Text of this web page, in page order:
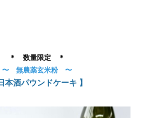
＊ 数量限定 ＊
〜 無農薬玄米粉 〜
本酒パウンドケーキ 】